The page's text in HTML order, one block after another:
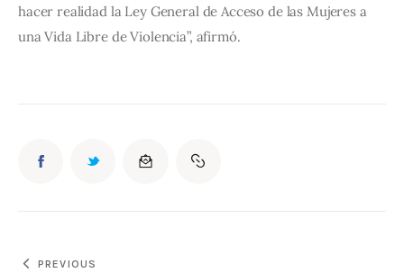
hacer realidad la Ley General de Acceso de las Mujeres a
una Vida Libre de Violencia”, afirmó.
PREVIOUS